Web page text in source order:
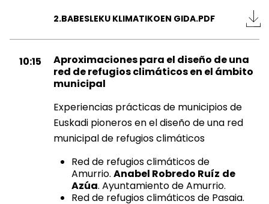
2.BABESLEKU KLIMATIKOEN GIDA.PDF
10:15
Aproximaciones para el diseño de una
red de refugios climáticos en el ámbito
municipal
Experiencias prácticas de municipios de
Euskadi pioneros en el diseño de una red
municipal de refugios climáticos
Red de refugios climáticos de
Amurrio.Anabel Robredo Ruíz de
Azúa. Ayuntamiento de Amurrio.
Red de refugios climáticos de Pasaia.